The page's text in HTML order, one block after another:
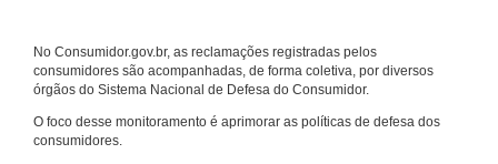
No Consumidor.gov.br, as reclamações registradas pelos
consumidores são acompanhadas, de forma coletiva, por diversos
órgãos do Sistema Nacional de Defesa do Consumidor.
O foco desse monitoramento é aprimorar as políticas de defesa dos
consumidores.